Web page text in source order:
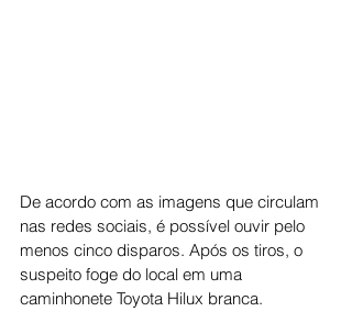
De acordo com as imagens que circulam
nas redes sociais, é possível ouvir pelo
menos cinco disparos. Após os tiros, o
suspeito foge do local em uma
caminhonete Toyota Hilux branca.